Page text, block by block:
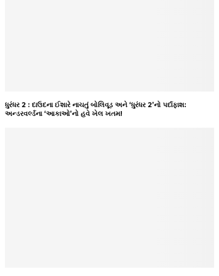
ધુરંધર 2 : દાઉદના ઈશારે નાચતું બોલિવૂડ અને ‘ધુરંધર 2’નો પર્દાફાશ:
અન્ડરવર્લ્ડના ‘આકાઓ’નો હવે ખેલ ખતમ!